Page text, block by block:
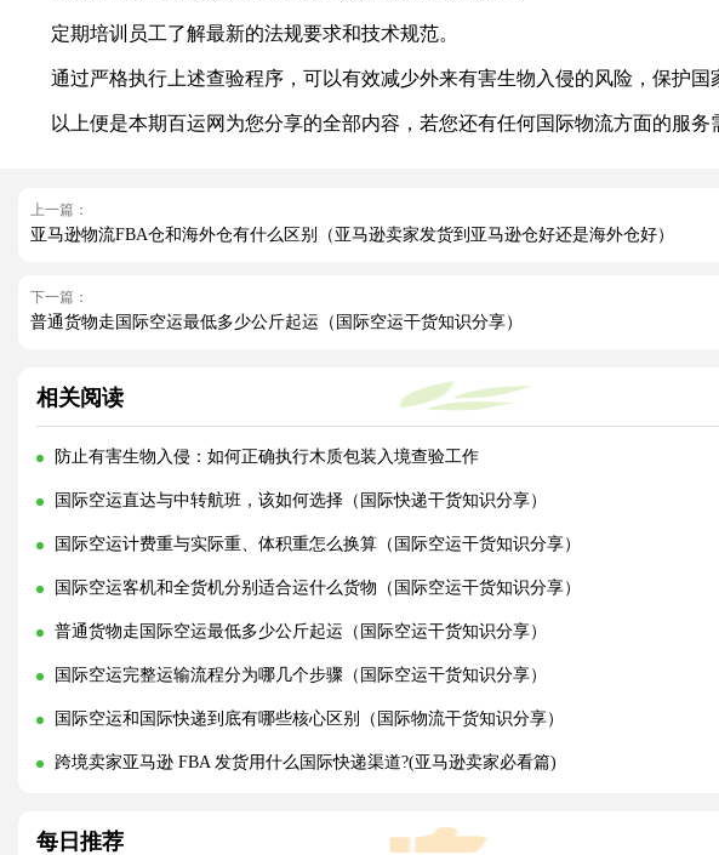
定期培训员工了解最新的法规要求和技术规范。
通过严格执行上述查验程序，可以有效减少外来有害生物入侵的风险，保护国
以上便是本期百运网为您分享的全部内容，若您还有任何国际物流方面的服务
上一篇：
亚马逊物流FBA仓和海外仓有什么区别（亚马逊卖家发货到亚马逊仓好还是海外仓好）
下一篇：
普通货物走国际空运最低多少公斤起运（国际空运干货知识分享）
相关阅读
防止有害生物入侵：如何正确执行木质包装入境查验工作
国际空运直达与中转航班，该如何选择（国际快递干货知识分享）
国际空运计费重与实际重、体积重怎么换算（国际空运干货知识分享）
国际空运客机和全货机分别适合运什么货物（国际空运干货知识分享）
普通货物走国际空运最低多少公斤起运（国际空运干货知识分享）
国际空运完整运输流程分为哪几个步骤（国际空运干货知识分享）
国际空运和国际快递到底有哪些核心区别（国际物流干货知识分享）
跨境卖家亚马逊 FBA 发货用什么国际快递渠道?(亚马逊卖家必看篇)
每日推荐